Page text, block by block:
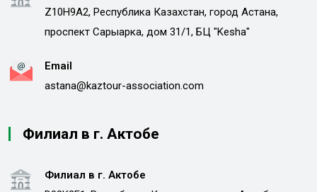
Z10H9A2, Республика Казахстан, город Астана,
проспект Сарыарка, дом 31/1, БЦ "Kesha"
Email
astana@kaztour-association.com
Филиал в г. Актобе
Филиал в г. Актобе